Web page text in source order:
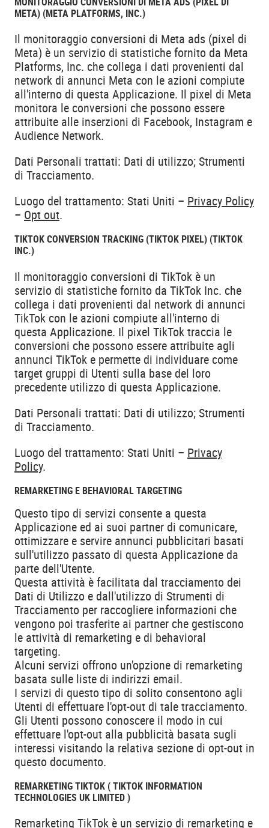
META) (META PLATFORMS, INC.)
Il monitoraggio conversioni di Meta ads (pixel di
Meta) è un servizio di statistiche fornito da Meta
Platforms, Inc. che collega i dati provenienti dal
network di annunci Meta con le azioni compiute
all'interno di questa Applicazione. Il pixel di Meta
monitora le conversioni che possono essere
attribuite alle inserzioni di Facebook, Instagram e
Audience Network.
Dati Personali trattati: Dati di utilizzo; Strumenti
di Tracciamento.
Luogo del trattamento: Stati Uniti – Privacy Policy
– Opt out.
TIKTOK CONVERSION TRACKING (TIKTOK PIXEL) (TIKTOK
INC.)
Il monitoraggio conversioni di TikTok è un
servizio di statistiche fornito da TikTok Inc. che
collega i dati provenienti dal network di annunci
TikTok con le azioni compiute all'interno di
questa Applicazione. Il pixel TikTok traccia le
conversioni che possono essere attribuite agli
annunci TikTok e permette di individuare come
target gruppi di Utenti sulla base del loro
precedente utilizzo di questa Applicazione.
Dati Personali trattati: Dati di utilizzo; Strumenti
di Tracciamento.
Luogo del trattamento: Stati Uniti – Privacy
Policy.
REMARKETING E BEHAVIORAL TARGETING
Questo tipo di servizi consente a questa
Applicazione ed ai suoi partner di comunicare,
ottimizzare e servire annunci pubblicitari basati
sull'utilizzo passato di questa Applicazione da
parte dell'Utente.
Questa attività è facilitata dal tracciamento dei
Dati di Utilizzo e dall'utilizzo di Strumenti di
Tracciamento per raccogliere informazioni che
vengono poi trasferite ai partner che gestiscono
le attività di remarketing e di behavioral
targeting.
Alcuni servizi offrono un'opzione di remarketing
basata sulle liste di indirizzi email.
I servizi di questo tipo di solito consentono agli
Utenti di effettuare l'opt-out di tale tracciamento.
Gli Utenti possono conoscere il modo in cui
effettuare l'opt-out alla pubblicità basata sugli
interessi visitando la relativa sezione di opt-out in
questo documento.
REMARKETING TIKTOK ( TIKTOK INFORMATION
TECHNOLOGIES UK LIMITED )
Remarketing TikTok è un servizio di remarketing e